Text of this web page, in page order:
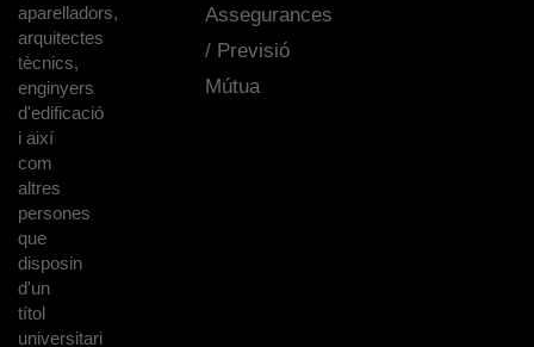
aparelladors,
arquitectes
tècnics,
enginyers
d'edificació
i així
com
altres
persones
que
disposin
d'un
títol
universitari
Assegurances
/ Previsió
Mútua